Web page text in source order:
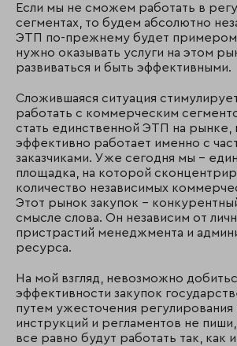
Если мы не сможем работать в
сегментах, то будем абсолютно
ЭТП по-прежнему будет примером
нужно оказывать услуги на этом
развиваться и быть эффективными.
Сложившаяся ситуация
работать с коммерческим
стать единственной ЭТП на рынке,
эффективно работает именно с
заказчиками. Уже сегодня мы –
площадка, на которой
количество независимых
Этот рынок закупок –
смысле слова. Он независим от
пристрастий менеджмента и
ресурса.
На мой взгляд, невозможно
эффективности закупок
путем ужесточения
инструкций и регламентов не
все равно будут работать так, как